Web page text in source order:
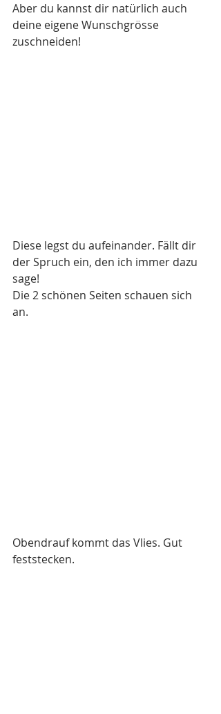
Aber du kannst dir natürlich auch
deine eigene Wunschgrösse
zuschneiden!
Diese legst du aufeinander. Fällt dir
der Spruch ein, den ich immer dazu
sage!
Die 2 schönen Seiten schauen sich
an.
Obendrauf kommt das Vlies. Gut
feststecken.